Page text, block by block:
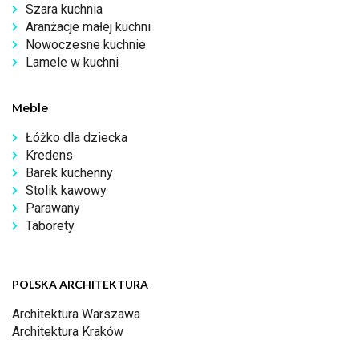
Szara kuchnia
Aranżacje małej kuchni
Nowoczesne kuchnie
Lamele w kuchni
Meble
Łóżko dla dziecka
Kredens
Barek kuchenny
Stolik kawowy
Parawany
Taborety
POLSKA ARCHITEKTURA
Architektura Warszawa
Architektura Kraków